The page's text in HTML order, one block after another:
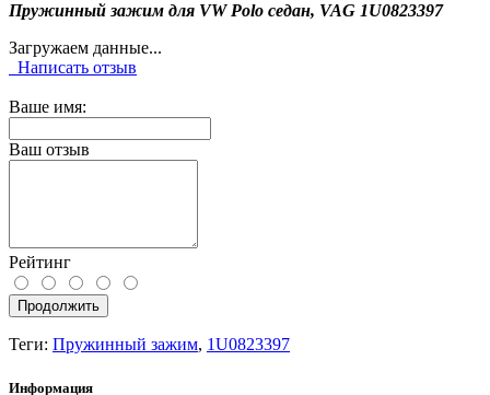
Пружинный зажим для VW Polo седан, VAG 1U0823397
Загружаем данные...
Написать отзыв
Ваше имя:
Ваш отзыв
Рейтинг
Продолжить
Теги: Пружинный зажим, 1U0823397
Информация